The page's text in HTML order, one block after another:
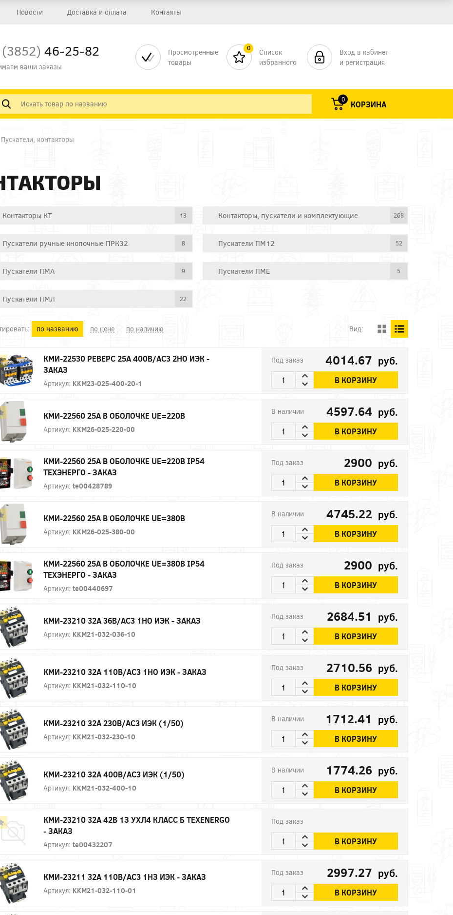
Новости Доставка и оплата Контакты
46-25-82
ваши заказы
Просмотренные
товары
0
Список
избранного
Вход в кабинет
и регистрация
0 КОРЗИНА
Пускатели, контакторы
Контакторы КТ 13 Контакторы, пускатели и комплектующие 268
Пускатели ручные кнопочные ПРК32 8 Пускатели ПМ12 52
Пускатели ПМА 9 Пускатели ПМЕ 5
Пускатели ПМЛ 22
по названию по цене по наличию Вид:
КМИ-22530 РЕВЕРС 25А 400В/АС3 2НО ИЭК -
ЗАКАЗ
Артикул: KKM23-025-400-20-1
Под заказ 4014.67 руб.
В КОРЗИНУ
КМИ-22560 25А В ОБОЛОЧКЕ UE=220В
Артикул: KKM26-025-220-00
В наличии 4597.64 руб.
В КОРЗИНУ
КМИ-22560 25А В ОБОЛОЧКЕ UE=220В IP54
ТЕХЭНЕРГО - ЗАКАЗ
Артикул: te00428789
Под заказ 2900 руб.
В КОРЗИНУ
КМИ-22560 25А В ОБОЛОЧКЕ UE=380В
Артикул: KKM26-025-380-00
В наличии 4745.22 руб.
В КОРЗИНУ
КМИ-22560 25А В ОБОЛОЧКЕ UE=380В IP54
ТЕХЭНЕРГО - ЗАКАЗ
Артикул: te00440697
Под заказ 2900 руб.
В КОРЗИНУ
КМИ-23210 32А 36В/АС3 1НО ИЭК - ЗАКАЗ
Артикул: KKM21-032-036-10
Под заказ 2684.51 руб.
В КОРЗИНУ
КМИ-23210 32А 110В/АС3 1НО ИЭК - ЗАКАЗ
Артикул: KKM21-032-110-10
Под заказ 2710.56 руб.
В КОРЗИНУ
КМИ-23210 32А 230В/АС3 ИЭК (1/50)
Артикул: KKM21-032-230-10
В наличии 1712.41 руб.
В КОРЗИНУ
КМИ-23210 32А 400В/АС3 ИЭК (1/50)
Артикул: KKM21-032-400-10
В наличии 1774.26 руб.
В КОРЗИНУ
КМИ-23210 32А 42В 1З УХЛ4 КЛАСС Б ТЕXENERGO
- ЗАКАЗ
Артикул: te00432207
Под заказ
В КОРЗИНУ
КМИ-23211 32А 110В/АС3 1НЗ ИЭК - ЗАКАЗ
Артикул: KKM21-032-110-01
Под заказ 2997.27 руб.
В КОРЗИНУ